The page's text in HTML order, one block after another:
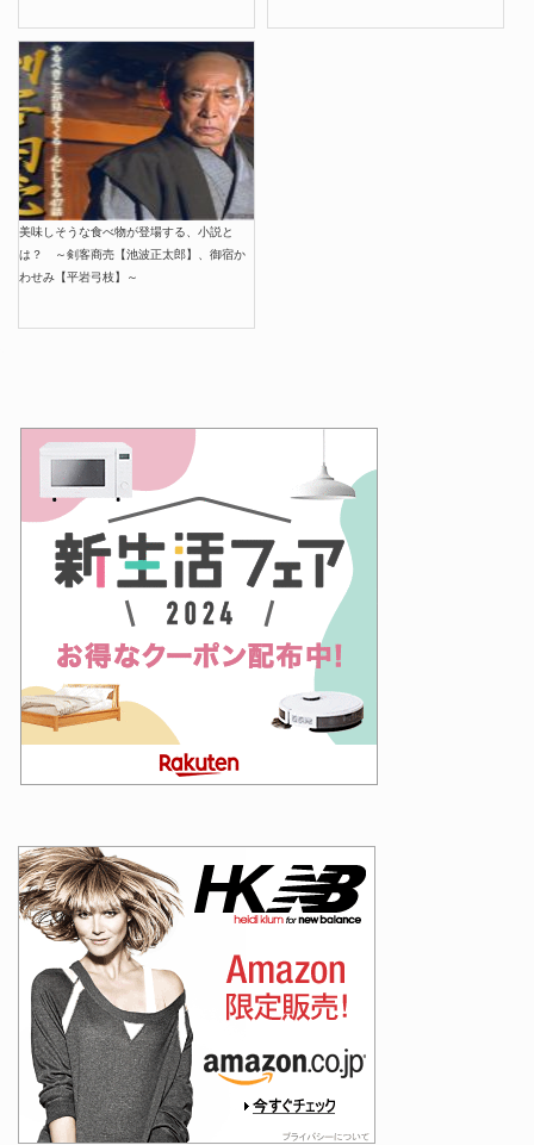
美味しそうな食べ物が登場する、小説と
は？ ～剣客商売【池波正太郎】、御宿か
わせみ【平岩弓枝】～